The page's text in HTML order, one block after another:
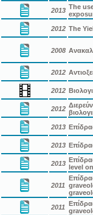
2013 The
2012 The
2008
2012
2012
2012
2013
2013
2013 level
2011
2011